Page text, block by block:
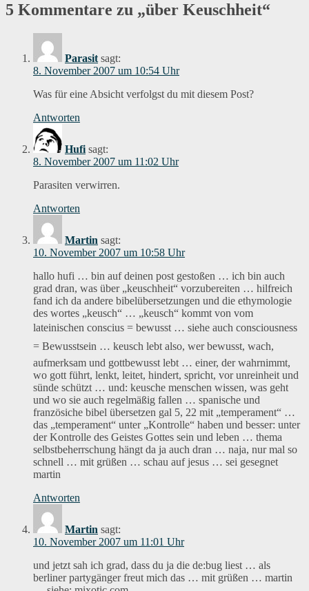
5 Kommentare zu „über Keuschheit“
Parasit sagt:
8. November 2007 um 10:54 Uhr
Was für eine Absicht verfolgst du mit diesem Post?
Antworten
Hufi sagt:
8. November 2007 um 11:02 Uhr
Parasiten verwirren.
Antworten
Martin sagt:
10. November 2007 um 10:58 Uhr
hallo hufi … bin auf deinen post gestoßen … ich bin auch
grad dran, was über „keuschheit“ vorzubereiten … hilfreich
fand ich da andere bibelübersetzungen und die ethymologie
des wortes „keusch“ … „keusch“ kommt von vom
lateinischen conscius = bewusst … siehe auch consciousness
= Bewusstsein … keusch lebt also, wer bewusst, wach,
aufmerksam und gottbewusst lebt … einer, der wahrnimmt,
wo gott führt, lenkt, leitet, hindert, spricht, vor unreinheit und
sünde schützt … und: keusche menschen wissen, was geht
und wo sie auch regelmäßig fallen … spanische und
französiche bibel übersetzen gal 5, 22 mit „temperament“ …
das „temperament“ unter „Kontrolle“ haben und besser: unter
der Kontrolle des Geistes Gottes sein und leben … thema
selbstbeherrschung hängt da ja auch dran … naja, nur mal so
schnell … mit grüßen … schau auf jesus … sei gesegnet
martin
Antworten
Martin sagt:
10. November 2007 um 11:01 Uhr
und jetzt sah ich grad, dass du ja die de:bug liest … als
berliner partygänger freut mich das … mit grüßen … martin